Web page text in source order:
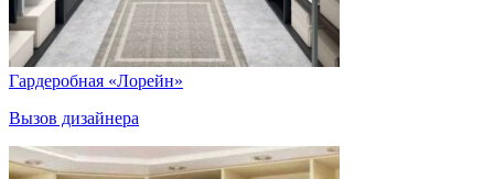
Гардеробная «Лорейн»
Вызов дизайнера